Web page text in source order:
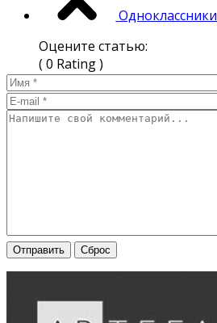
Одноклассники
Оцените статью:
( 0 Rating )
Отправить Сброс